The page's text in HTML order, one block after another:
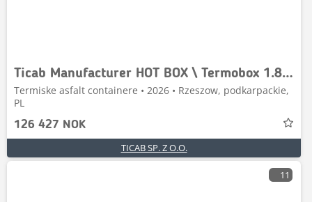
Ticab Manufacturer HOT BOX \ Termobox 1.8m³ , HB-2
Termiske asfalt containere • 2026 • Rzeszow, podkarpackie,
PL
126 427 NOK
TICAB SP. Z O.O.
11